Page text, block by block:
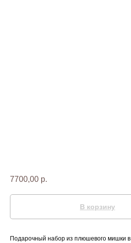
7700,00 р.
В корзину
Подарочный набор из плюшевого мишки